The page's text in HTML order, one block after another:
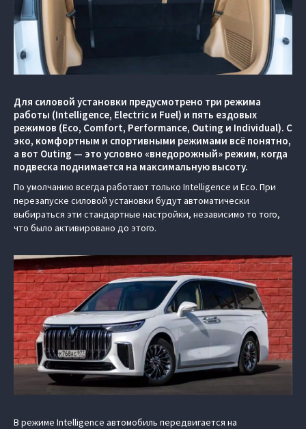
Для силовой установки предусмотрено три режима
работы (Intelligence, Electric и Fuel) и пять ездовых
режимов (Eco, Comfort, Performance, Outing и Individual). С
эко, комфортным и спортивными режимами всё понятно,
а вот Outing — это условно «внедорожный» режим, когда
подвеска поднимается на максимальную высоту.
По умолчанию всегда работают только Intelligence и Eco. При
перезапуске силовой установки будут автоматически
выбираться эти стандартные настройки, независимо то того,
что было активировано до этого.
В режиме Intelligence автомобиль передвигается на